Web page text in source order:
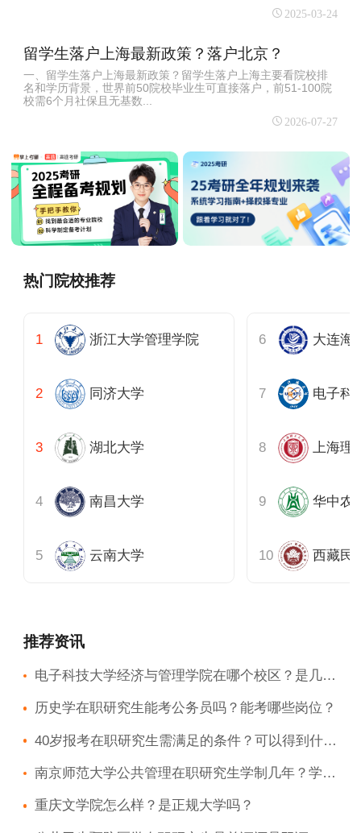
2025-03-24
留学生落户上海最新政策？落户北京？
一、留学生落户上海最新政策？留学生落户上海主要看院校排
名和学历背景‌，世界前50院校毕业生可直接落户，前51-100院
校需6个月社保且无基数...
2026-07-27
热门院校推荐
浙江大学管理学院
同济大学
湖北大学
南昌大学
云南大学
电子科
上海理
华中农
西藏民
推荐资讯
电子科技大学经济与管理学院在哪个校区？是几本？
历史学在职研究生能考公务员吗？能考哪些岗位？
40岁报考在职研究生需满足的条件？可以得到什么？
南京师范大学公共管理在职研究生学制几年？学费多少？
重庆文学院怎么样？是正规大学吗？